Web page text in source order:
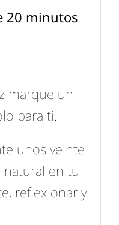
20 minutos
marque un
para ti.
unos veinte
natural en tu
reflexionar y